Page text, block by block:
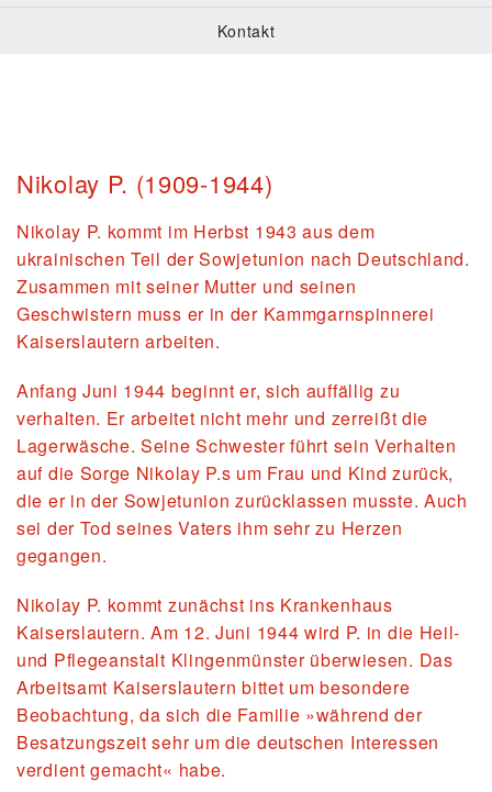
Kontakt
Nikolay P. (1909-1944)
Nikolay P. kommt im Herbst 1943 aus dem
ukrainischen Teil der Sowjetunion nach Deutschland.
Zusammen mit seiner Mutter und seinen
Geschwistern muss er in der Kammgarnspinnerei
Kaiserslautern arbeiten.
Anfang Juni 1944 beginnt er, sich auffällig zu
verhalten. Er arbeitet nicht mehr und zerreißt die
Lagerwäsche. Seine Schwester führt sein Verhalten
auf die Sorge Nikolay P.s um Frau und Kind zurück,
die er in der Sowjetunion zurücklassen musste. Auch
sei der Tod seines Vaters ihm sehr zu Herzen
gegangen.
Nikolay P. kommt zunächst ins Krankenhaus
Kaiserslautern. Am 12. Juni 1944 wird P. in die Heil-
und Pflegeanstalt Klingenmünster überwiesen. Das
Arbeitsamt Kaiserslautern bittet um besondere
Beobachtung, da sich die Familie »während der
Besatzungszeit sehr um die deutschen Interessen
verdient gemacht« habe.